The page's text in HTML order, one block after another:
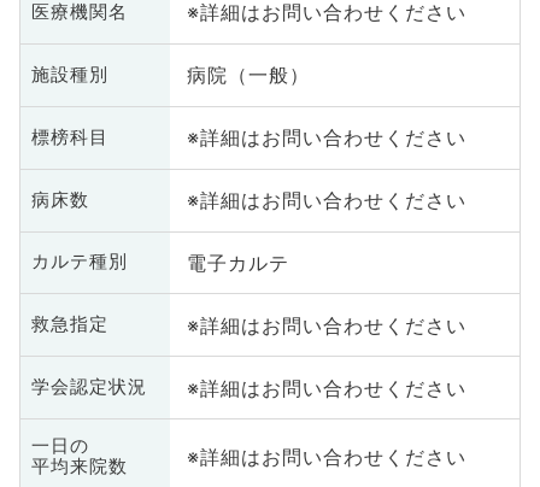
医療機関名 ※詳細はお問い合わせください
施設種別 病院（一般）
標榜科目 ※詳細はお問い合わせください
病床数 ※詳細はお問い合わせください
カルテ種別 電子カルテ
救急指定 ※詳細はお問い合わせください
学会認定状況 ※詳細はお問い合わせください
一日の
平均来院数
※詳細はお問い合わせください